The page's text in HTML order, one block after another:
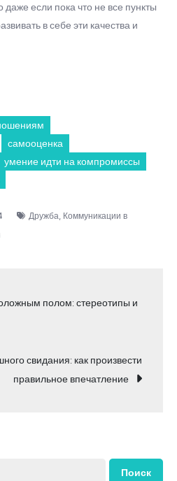
если пока что не все пункты
в себе эти качества и
самооценка
умение идти на компромиссы
Дружба, Коммуникации в
полом: стереотипы и
свидания: как произвести
правильное впечатление
Поиск